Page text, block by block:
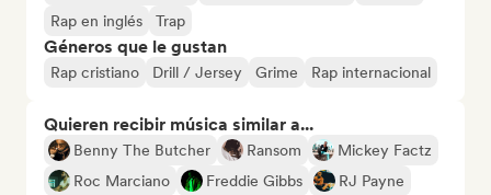
Rap en inglés
Trap
Géneros que le gustan
Rap cristiano Drill / Jersey Grime Rap internacional
Quieren recibir música similar a...
Benny The Butcher Ransom
Mickey Factz
Roc Marciano
Freddie Gibbs
RJ Payne